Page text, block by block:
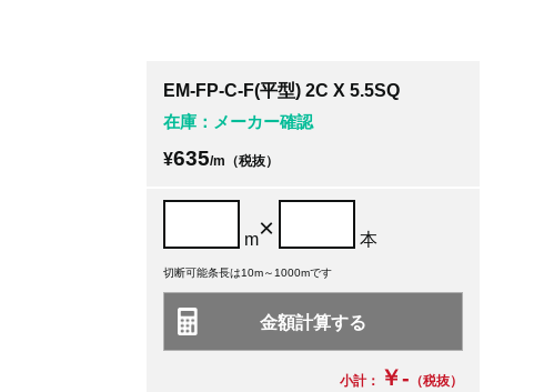
EM-FP-C-F(平型) 2C X 5.5SQ
在庫：メーカー確認
¥635/m（税抜）
m× 本
切断可能条長は10m～1000mです
小計： ￥- （税抜）